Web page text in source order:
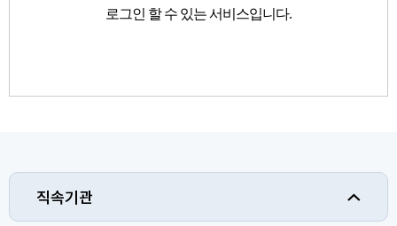
로그인 할 수 있는 서비스입니다.
직속기관